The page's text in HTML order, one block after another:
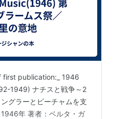
first publication:_ 1946
1949) ナチスと戦争～2
グラーとビーチャムを支
年 著者：ベルタ・ガ